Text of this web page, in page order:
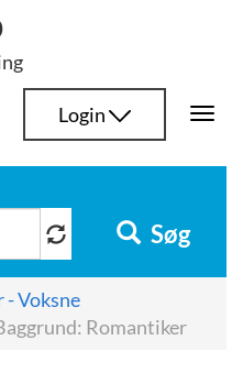
Login
Søg
Voksne
Romantiker